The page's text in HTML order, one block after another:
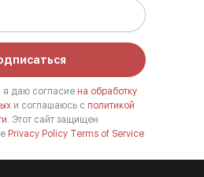
я даю согласие на обработку
и соглашаюсь с политикой
Этот сайт защищен
Privacy Policy Terms of Service